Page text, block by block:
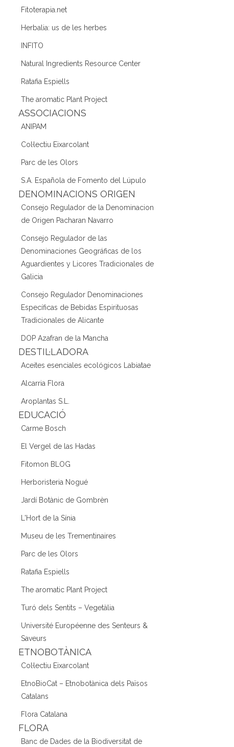
Fitoterapia.net
Herbalia: us de les herbes
INFITO
Natural Ingredients Resource Center
Ratafia Espiells
The aromatic Plant Project
ASSOCIACIONS
ANIPAM
Col·lectiu Eixarcolant
Parc de les Olors
S.A. Española de Fomento del Lúpulo
DENOMINACIONS ORIGEN
Consejo Regulador de la Denominacion
de Origen Pacharan Navarro
Consejo Regulador de las
Denominaciones Geográficas de los
Aguardientes y Licores Tradicionales de
Galicia
Consejo Regulador Denominaciones
Específicas de Bebidas Espirituosas
Tradicionales de Alicante
DOP Azafran de la Mancha
DESTIL·LADORA
Aceites esenciales ecológicos Labiatae
Alcarria Flora
Aroplantas S.L.
EDUCACIÓ
Carme Bosch
El Vergel de las Hadas
Fitomon BLOG
Herboristeria Nogué
Jardí Botànic de Gombrèn
L'Hort de la Sínia
Museu de les Trementinaires
Parc de les Olors
Ratafia Espiells
The aromatic Plant Project
Turó dels Sentits – Vegetàlia
Université Européenne des Senteurs &
Saveurs
ETNOBOTÀNICA
Col·lectiu Eixarcolant
EtnoBioCat – Etnobotànica dels Països
Catalans
Flora Catalana
FLORA
Banc de Dades de la Biodiversitat de